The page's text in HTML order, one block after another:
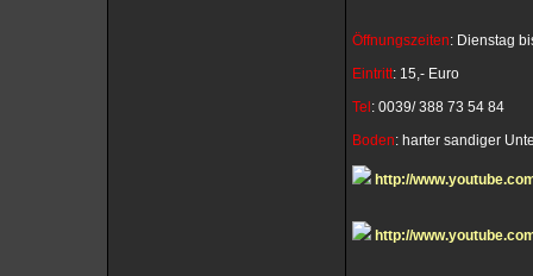
Öffnungszeiten: Dienstag
Eintritt: 15,- Euro
Tel : 0039/ 388 73 54 84
Boden: harter sandiger
http://
http://